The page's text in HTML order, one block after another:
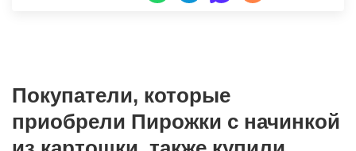
Покупатели, которые
приобрели Пирожки с начинкой